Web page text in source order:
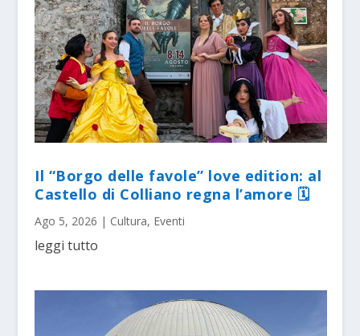
Il “Borgo delle favole” love edition: al
Castello di Colliano regna l’amore 🗓
Ago 5, 2026 | Cultura, Eventi
leggi tutto